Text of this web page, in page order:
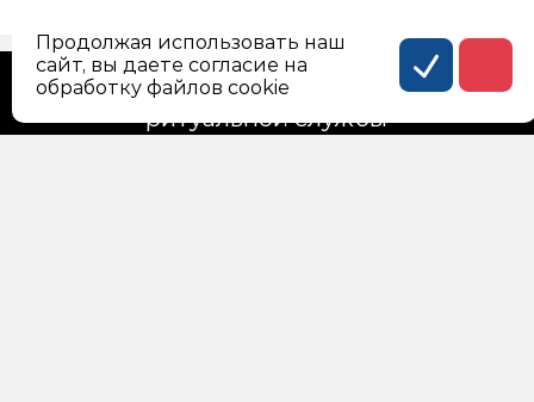
Официальный сайт городской
ритуальной службы
Продолжая использовать наш
сайт, вы даете согласие на
обработку файлов cookie